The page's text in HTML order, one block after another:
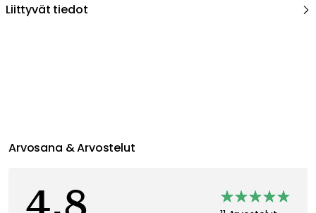
Liittyvät tiedot